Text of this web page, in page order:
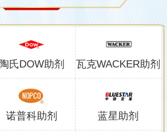
陶氏DOW助剂 瓦克WACKER助剂
诺普科助剂 蓝星助剂